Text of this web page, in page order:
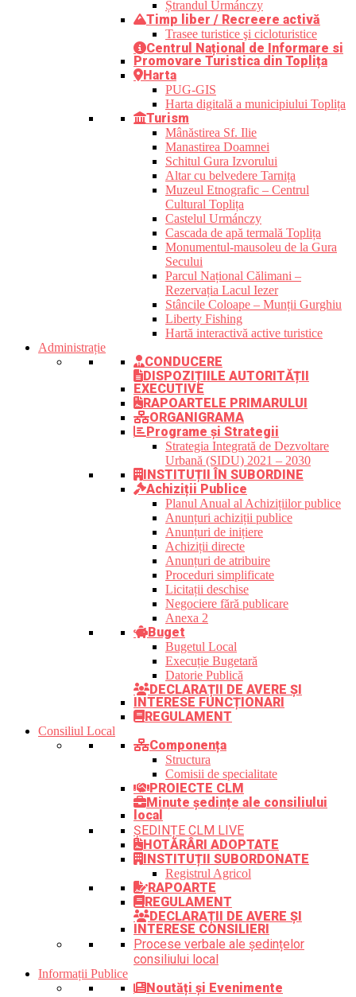
Ștrandul Urmánczy
Timp liber / Recreere activă
Trasee turistice şi cicloturistice
Centrul Național de Informare si
Promovare Turistica din Toplița
Harta
PUG-GIS
Harta digitală a municipiului Toplița
Turism
Mânăstirea Sf. Ilie
Manastirea Doamnei
Schitul Gura Izvorului
Altar cu belvedere Tarnița
Muzeul Etnografic – Centrul
Cultural Toplița
Castelul Urmánczy
Cascada de apă termală Toplița
Monumentul-mausoleu de la Gura
Secului
Parcul Național Călimani –
Rezervația Lacul Iezer
Stâncile Coloape – Munții Gurghiu
Liberty Fishing
Hartă interactivă active turistice
Administrație
CONDUCERE
DISPOZIȚIILE AUTORITĂȚII
EXECUTIVE
RAPOARTELE PRIMARULUI
ORGANIGRAMA
Programe și Strategii
Strategia Integrată de Dezvoltare
Urbană (SIDU) 2021 – 2030
INSTITUȚII ÎN SUBORDINE
Achiziții Publice
Planul Anual al Achizițiilor publice
Anunțuri achiziții publice
Anunțuri de inițiere
Achiziții directe
Anunțuri de atribuire
Proceduri simplificate
Licitații deschise
Negociere fără publicare
Anexa 2
Buget
Bugetul Local
Execuție Bugetară
Datorie Publică
DECLARAȚII DE AVERE ȘI
INTERESE FUNCȚIONARI
REGULAMENT
Consiliul Local
Componența
Structura
Comisii de specialitate
PROIECTE CLM
Minute ședințe ale consiliului
local
ȘEDINȚE CLM LIVE
HOTĂRÂRI ADOPTATE
INSTITUȚII SUBORDONATE
Registrul Agricol
RAPOARTE
REGULAMENT
DECLARAȚII DE AVERE ȘI
INTERESE CONSILIERI
Procese verbale ale ședințelor
consiliului local
Informații Publice
Noutăți și Evenimente